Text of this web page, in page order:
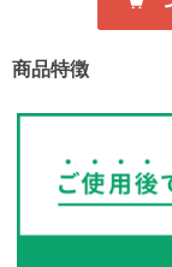
商品特徴